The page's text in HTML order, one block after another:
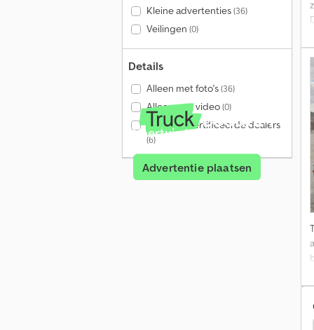
Kleine advertenties(36)
Veilingen (0)
Details
Alleen met foto's(36)
Alleen met video(0)
Alleen gecertificeerde dealers
(6)
Voertuig te koop?
Advertentie plaatsen